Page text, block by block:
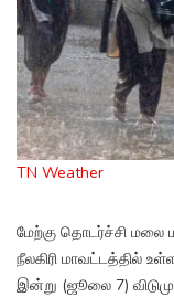
TN Weather
மேற்கு தொடர்ச்சி மலை
நீலகிரி மாவட்டத்தில்
இன்று (ஜூலை 7)